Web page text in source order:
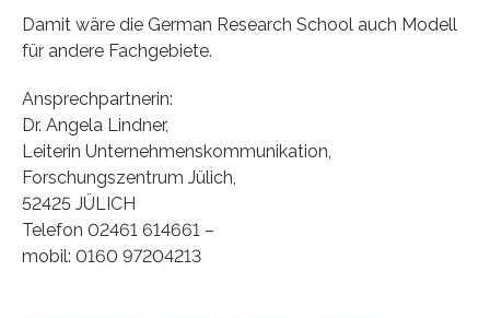
Damit wäre die German Research School auch Modell
für andere Fachgebiete.
Ansprechpartnerin:
Dr. Angela Lindner,
Leiterin Unternehmenskommunikation,
Forschungszentrum Jülich,
52425 JÜLICH
Telefon 02461 614661 –
mobil: 0160 97204213